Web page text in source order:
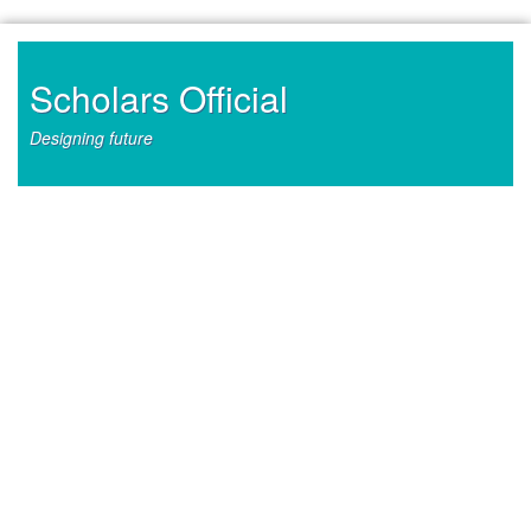
contentScholars Official
Designing future